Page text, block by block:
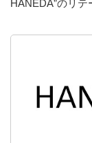
HANEDA”のリテ